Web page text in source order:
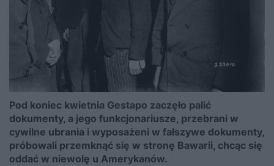
Pod koniec kwietnia Gestapo zaczęło palić
dokumenty, a jego funkcjonariusze, przebrani w
cywilne ubrania i wyposażeni w fałszywe dokumenty,
próbowali przemknąć się w stronę Bawarii, chcąc się
oddać w niewolę u Amerykanów.